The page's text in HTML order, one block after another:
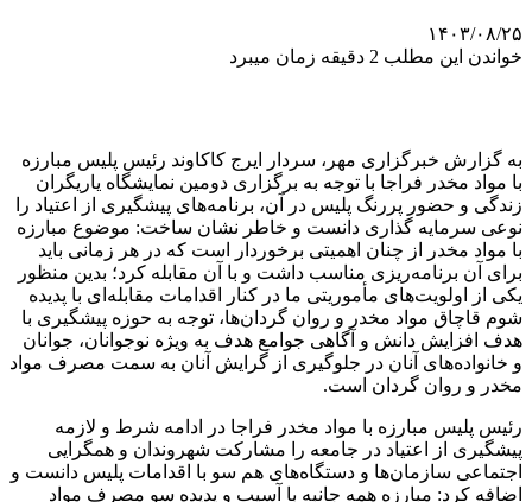
۱۴۰۳/۰۸/۲۵
خواندن این مطلب 2 دقیقه زمان میبرد
به گزارش خبرگزاری مهر، سردار ایرج کاکاوند رئیس پلیس مبارزه
با مواد مخدر فراجا با توجه به برگزاری دومین نمایشگاه یاریگران
زندگی و حضور پررنگ پلیس در آن، برنامه‌های پیشگیری از اعتیاد را
نوعی سرمایه گذاری دانست و خاطر نشان ساخت: موضوع مبارزه
با مواد مخدر از چنان اهمیتی برخوردار است که در هر زمانی باید
برای آن برنامه‌ریزی مناسب داشت و با آن مقابله کرد؛ بدین منظور
یکی از اولویت‌های مأموریتی ما در کنار اقدامات مقابله‌ای با پدیده
شوم قاچاق مواد مخدر و روان گردان‌ها، توجه به حوزه پیشگیری با
هدف افزایش دانش و آگاهی جوامع هدف به ویژه نوجوانان، جوانان
و خانواده‌های آنان در جلوگیری از گرایش آنان به سمت مصرف مواد
مخدر و روان گردان است.
رئیس پلیس مبارزه با مواد مخدر فراجا در ادامه شرط و لازمه
پیشگیری از اعتیاد در جامعه را مشارکت شهروندان و همگرایی
اجتماعی سازمان‌ها و دستگاه‌های هم سو با اقدامات پلیس دانست و
اضافه کرد: مبارزه همه جانبه با آسیب و پدیده سو مصرف مواد